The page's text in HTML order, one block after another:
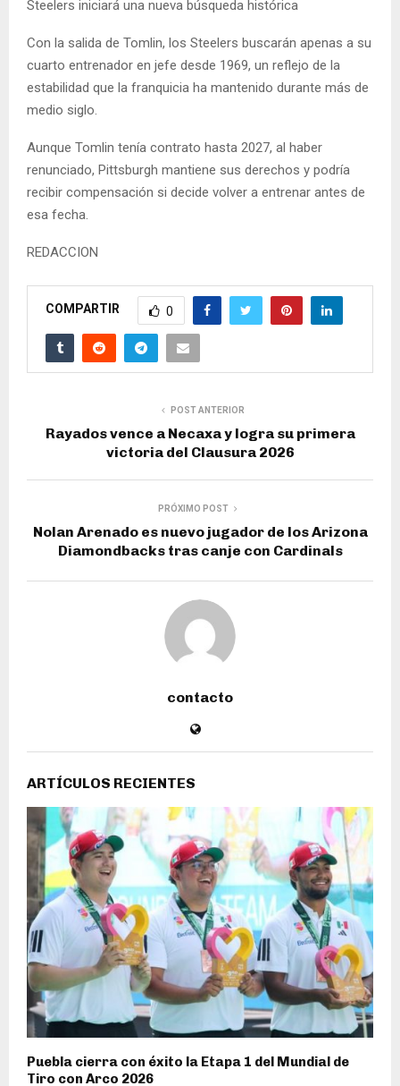
Steelers iniciará una nueva búsqueda histórica
Con la salida de Tomlin, los Steelers buscarán apenas a su
cuarto entrenador en jefe desde 1969, un reflejo de la
estabilidad que la franquicia ha mantenido durante más de
medio siglo.
Aunque Tomlin tenía contrato hasta 2027, al haber
renunciado, Pittsburgh mantiene sus derechos y podría
recibir compensación si decide volver a entrenar antes de
esa fecha.
REDACCION
COMPARTIR 0
POST ANTERIOR
Rayados vence a Necaxa y logra su primera
victoria del Clausura 2026
PRÓXIMO POST
Nolan Arenado es nuevo jugador de los Arizona
Diamondbacks tras canje con Cardinals
contacto
ARTÍCULOS RECIENTES
Puebla cierra con éxito la Etapa 1 del Mundial de
Tiro con Arco 2026